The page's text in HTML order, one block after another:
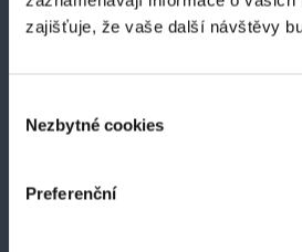
zajišťuje, že vaše další návštěvy
souhlasu
Nezbytné cookies
Preferenční